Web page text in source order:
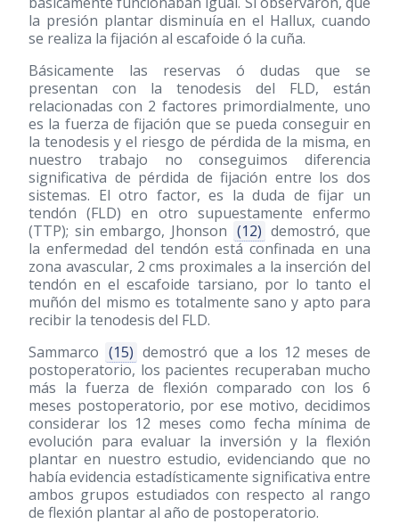
la presión plantar disminuía en el Hallux, cuando
se realiza la fijación al escafoide ó la cuña.
Básicamente las reservas ó dudas que se
presentan con la tenodesis del FLD, están
relacionadas con 2 factores primordialmente, uno
es la fuerza de fijación que se pueda conseguir en
la tenodesis y el riesgo de pérdida de la misma, en
nuestro trabajo no conseguimos diferencia
significativa de pérdida de fijación entre los dos
sistemas. El otro factor, es la duda de fijar un
tendón (FLD) en otro supuestamente enfermo
(TTP); sin embargo, Jhonson (12) demostró, que
la enfermedad del tendón está confinada en una
zona avascular, 2 cms proximales a la inserción del
tendón en el escafoide tarsiano, por lo tanto el
muñón del mismo es totalmente sano y apto para
recibir la tenodesis del FLD.
Sammarco (15) demostró que a los 12 meses de
postoperatorio, los pacientes recuperaban mucho
más la fuerza de flexión comparado con los 6
meses postoperatorio, por ese motivo, decidimos
considerar los 12 meses como fecha mínima de
evolución para evaluar la inversión y la flexión
plantar en nuestro estudio, evidenciando que no
había evidencia estadísticamente significativa entre
ambos grupos estudiados con respecto al rango
de flexión plantar al año de postoperatorio.